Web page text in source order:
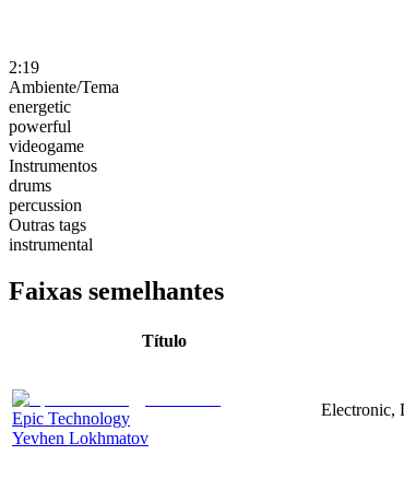
2:19
Ambiente/Tema
energetic
powerful
videogame
Instrumentos
drums
percussion
Outras tags
instrumental
Faixas semelhantes
Título
Epic Technology
Yevhen Lokhmatov
Electronic,